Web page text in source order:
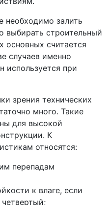
необходимо залить
выбирать строительный
основных считается
случаев именно
используется при
зрения технических
много. Такие
для высокой
К
относятся:
перепадам
к влаге, если